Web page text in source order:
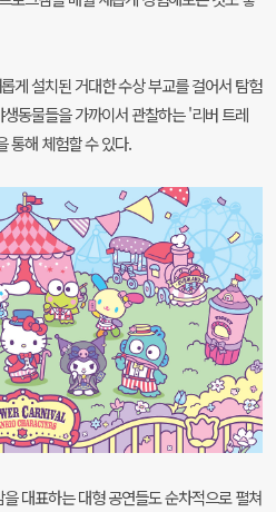
게 설치된 거대한 수상 부교를 걸어서 탐험
동물들을 가까이서 관찰하는 '리버 트레
통해 체험할 수 있다.
대표하는 대형 공연들도 순차적으로 펼쳐